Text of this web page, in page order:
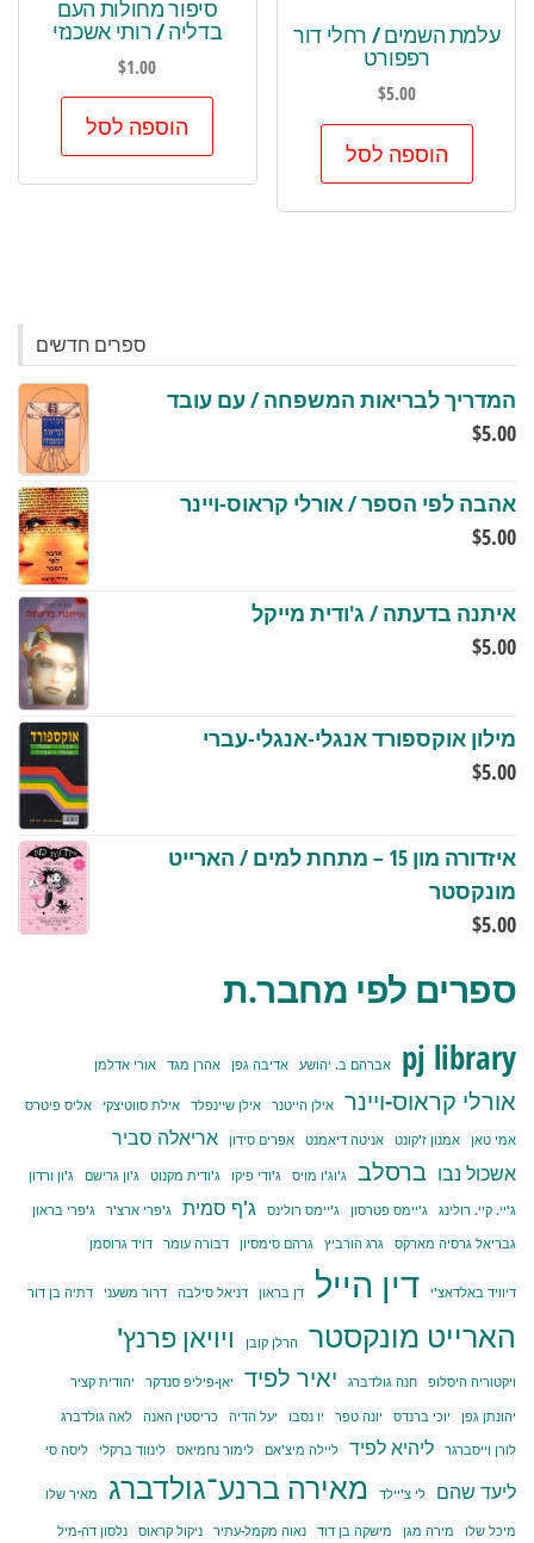
עלמת השמים / רחלי דור
רפפורט
$5.00
הוספה לסל
סיפור מחולות העם
בדליה / רותי אשכנזי
$1.00
הוספה לסל
ספרים חדשים
המדריך לבריאות המשפחה / עם עובד
$5.00
אהבה לפי הספר / אורלי קראוס-ויינר
$5.00
איתנה בדעתה / ג'ודית מייקל
$5.00
מילון אוקספורד אנגלי-אנגלי-עברי
$5.00
איזדורה מון 15 – מתחת למים / הארייט
מונקסטר
$5.00
ספרים לפי מחבר.ת
pj library אברהם ב. יהושע אדיבה גפן אהרן מגד אורי אדלמן
אורלי קראוס-ויינר אילן הייטנר אילן שיינפלד אילת סווטיצקי אליס פיטרס
אמי טאן אמנון ז'קונט אניטה דיאמנט אפרים סידון
אריאלה סביר
אשכול נבו ברסלב ג'וג'ו מויס ג'ודי פיקו ג'ודית מקנוט ג'ון גרישם ג'ון ורדון
ג'יי. קיי. רולינג ג'יימס פטרסון ג'יימס רולינס ג'ף סמית ג'פרי ארצ'ר
ג'פרי בראון
גבריאל גרסיה מארקס
גרג הורביץ גרהם סימסיון דבורה עומר דויד גרוסמן
דיוויד באלדאצ'י דין הייל דן בראון דניאל סילבה דרור משעני דתיה בן דור
הארייט מונקסטר הרלן קובן ויויאן פרנץ'
ויקטוריה היסלופ חנה גולדברג יאיר לפיד יאן-פיליפ סנדקר יהודית קציר
יהונתן גפן יוכי ברנדס יונה טפר יו נסבו יעל הדיה כריסטין האנה
לאה גולדברג
לורן וייסברגר
ליהיא לפיד ליילה מיצ'אם לימור נחמיאס לינווד ברקלי ליסה סי
ליעד שהם לי צ'יילד מאירה ברנע־גולדברג מאיר שלו
מיכל שלו מירה מגן מישקה בן דוד נאוה מקמל-עתיר ניקול קראוס נלסון דה-מיל